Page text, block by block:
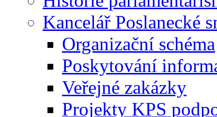
Kancelář Poslanecké
Organizační schéma
Poskytování
Veřejné zakázky
Projekty KPS